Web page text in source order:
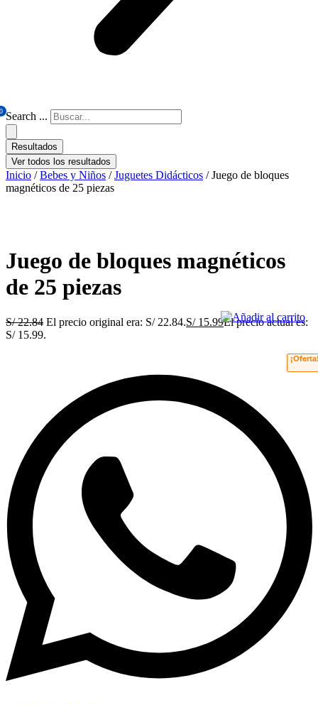
0 Search ...
Resultados
Ver todos los resultados
Inicio /Bebes y Niños /Juguetes Didácticos / Juego de bloques
magnéticos de 25 piezas
Juego de bloques magnéticos
de 25 piezas
S/22.84 El precio original era: S/ 22.84.S/15.99El precio actual es:
S/ 15.99.